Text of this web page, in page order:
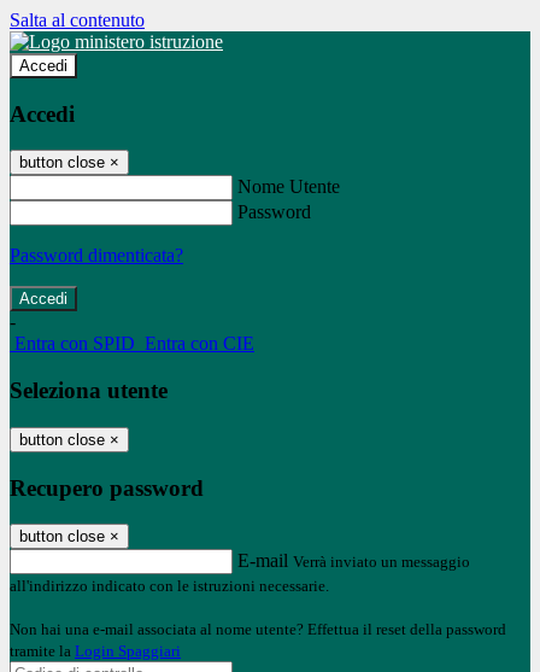
Salta al contenuto
Accedi
Accedi
button close ×
Nome Utente
Password
Password dimenticata?
-
Entra con SPID Entra con CIE
Seleziona utente
button close ×
Recupero password
button close ×
E-mail Verrà inviato un messaggio
all'indirizzo indicato con le istruzioni necessarie.
Non hai una e-mail associata al nome utente? Effettua il reset della password
tramite la Login Spaggiari